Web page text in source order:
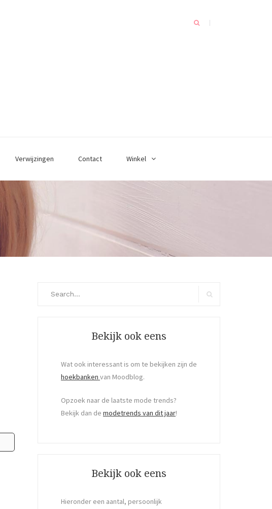
Verwijzingen Contact Winkel
Bekijk ook eens
Wat ook interessant is om te bekijken zijn de
hoekbanken van Moodblog.
Opzoek naar de laatste mode trends?
Bekijk dan de modetrends van dit jaar!
Bekijk ook eens
Hieronder een aantal, persoonlijk